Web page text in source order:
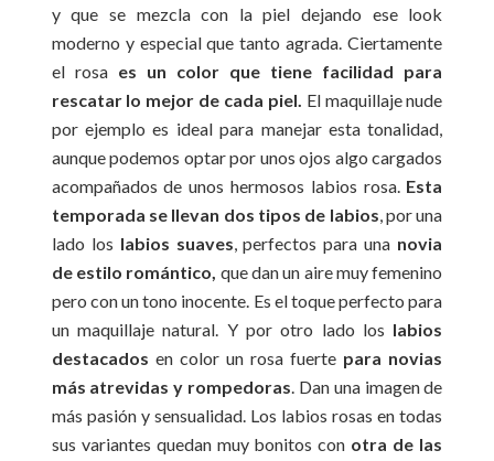
y que se mezcla con la piel dejando ese look
moderno y especial que tanto agrada.Ciertamente
el rosaes un color que tiene facilidad para
rescatar lo mejor de cada piel. El maquillaje nude
por ejemplo es ideal para manejar esta tonalidad,
aunque podemos optar por unos ojos algo cargados
acompañados de unos hermosos labios rosa. Esta
temporada se llevan dos tipos de labios, por una
lado los labios suaves, perfectos para una novia
de estilo romántico, que dan un aire muy femenino
pero con un tono inocente. Es el toque perfecto para
un maquillaje natural. Y por otro lado los labios
destacados en color un rosa fuerte para novias
más atrevidas y rompedoras. Dan una imagen de
más pasión y sensualidad. Los labios rosas en todas
sus variantes quedan muy bonitos con otra de las